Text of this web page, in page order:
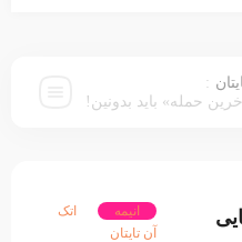
:
حمله» باید بدونین!
انیمه
اتک
آن تایتان